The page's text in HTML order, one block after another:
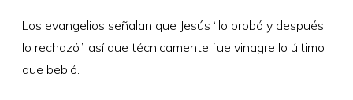
Los evangelios señalan que Jesús “lo probó y después
lo rechazó”, así que técnicamente fue vinagre lo último
que bebió.